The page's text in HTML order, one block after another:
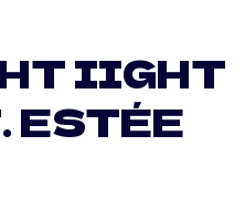
IIGHT
ESTÉE